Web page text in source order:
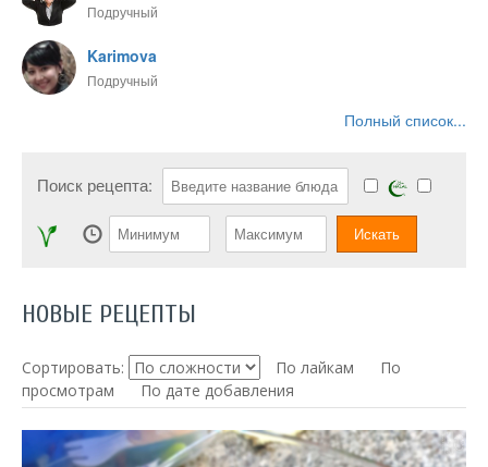
Подручный
Karimova
Подручный
Полный список...
Поиск рецепта:
НОВЫЕ РЕЦЕПТЫ
Сортировать: По лайкам
По
просмотрам
По дате добавления